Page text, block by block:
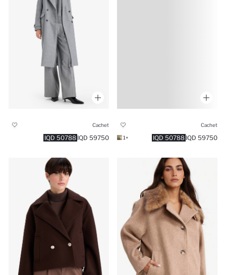
Cachet
50788 IQD 59750 IQD
+1
Cachet
50788 IQD 59750 IQD